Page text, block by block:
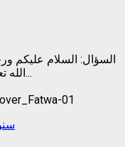
السؤال: السلام عليكم
الله تعالى- نتيجة للنقاش الذي حصل في منتدى...